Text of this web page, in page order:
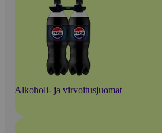
Alkoholi- ja virvoitusjuomat